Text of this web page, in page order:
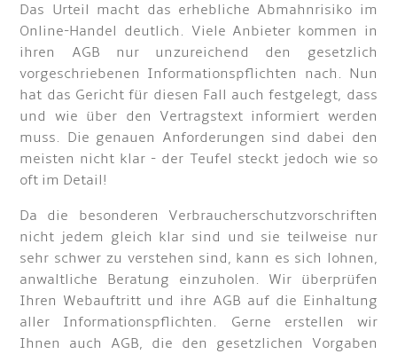
Das Urteil macht das erhebliche Abmahnrisiko im
Online-Handel deutlich. Viele Anbieter kommen in
ihren AGB nur unzureichend den gesetzlich
vorgeschriebenen Informationspflichten nach. Nun
hat das Gericht für diesen Fall auch festgelegt, dass
und wie über den Vertragstext informiert werden
muss. Die genauen Anforderungen sind dabei den
meisten nicht klar - der Teufel steckt jedoch wie so
oft im Detail!
Da die besonderen Verbraucherschutzvorschriften
nicht jedem gleich klar sind und sie teilweise nur
sehr schwer zu verstehen sind, kann es sich lohnen,
anwaltliche Beratung einzuholen. Wir überprüfen
Ihren Webauftritt und ihre AGB auf die Einhaltung
aller Informationspflichten. Gerne erstellen wir
Ihnen auch AGB, die den gesetzlichen Vorgaben